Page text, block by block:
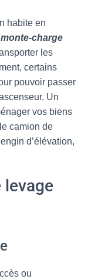
habite en
monte-charge
les
certains
pouvoir passer
Un
vos biens
camion de
d’élévation,
levage
ou